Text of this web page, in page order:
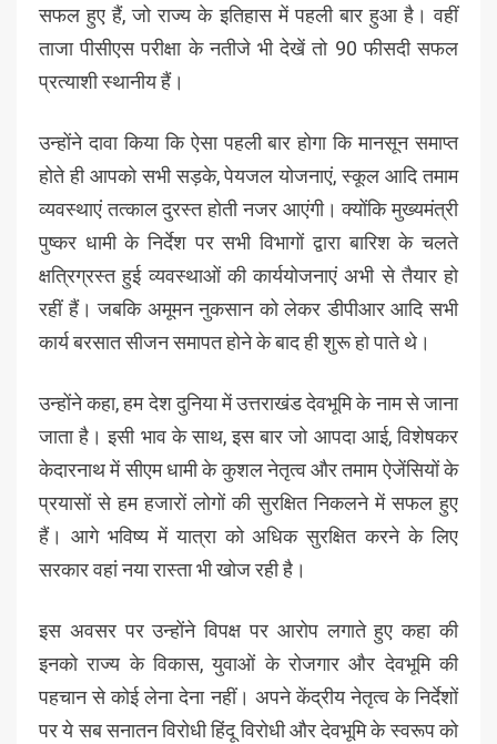
सफल हुए हैं, जो राज्य के इतिहास में पहली बार हुआ है। वहीं
ताजा पीसीएस परीक्षा के नतीजे भी देखें तो 90 फीसदी सफल
प्रत्याशी स्थानीय हैं।
उन्होंने दावा किया कि ऐसा पहली बार होगा कि मानसून समाप्त
होते ही आपको सभी सड़के, पेयजल योजनाएं, स्कूल आदि तमाम
व्यवस्थाएं तत्काल दुरस्त होती नजर आएंगी। क्योंकि मुख्यमंत्री
पुष्कर धामी के निर्देश पर सभी विभागों द्वारा बारिश के चलते
क्षत्रिग्रस्त हुई व्यवस्थाओं की कार्ययोजनाएं अभी से तैयार हो
रहीं हैं। जबकि अमूमन नुकसान को लेकर डीपीआर आदि सभी
कार्य बरसात सीजन समापत होने के बाद ही शुरू हो पाते थे।
उन्होंने कहा, हम देश दुनिया में उत्तराखंड देवभूमि के नाम से जाना
जाता है। इसी भाव के साथ, इस बार जो आपदा आई, विशेषकर
केदारनाथ में सीएम धामी के कुशल नेतृत्व और तमाम ऐजेंसियों के
प्रयासों से हम हजारों लोगों की सुरक्षित निकलने में सफल हुए
हैं। आगे भविष्य में यात्रा को अधिक सुरक्षित करने के लिए
सरकार वहां नया रास्ता भी खोज रही है।
इस अवसर पर उन्होंने विपक्ष पर आरोप लगाते हुए कहा की
इनको राज्य के विकास, युवाओं के रोजगार और देवभूमि की
पहचान से कोई लेना देना नहीं। अपने केंद्रीय नेतृत्व के निर्देशों
पर ये सब सनातन विरोधी हिंदू विरोधी और देवभूमि के स्वरूप को